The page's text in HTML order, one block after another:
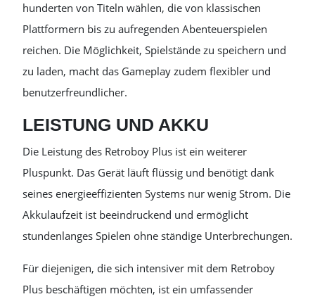
hunderten von Titeln wählen, die von klassischen
Plattformern bis zu aufregenden Abenteuerspielen
reichen. Die Möglichkeit, Spielstände zu speichern und
zu laden, macht das Gameplay zudem flexibler und
benutzerfreundlicher.
LEISTUNG UND AKKU
Die Leistung des Retroboy Plus ist ein weiterer
Pluspunkt. Das Gerät läuft flüssig und benötigt dank
seines energieeffizienten Systems nur wenig Strom. Die
Akkulaufzeit ist beeindruckend und ermöglicht
stundenlanges Spielen ohne ständige Unterbrechungen.
Für diejenigen, die sich intensiver mit dem Retroboy
Plus beschäftigen möchten, ist ein umfassender